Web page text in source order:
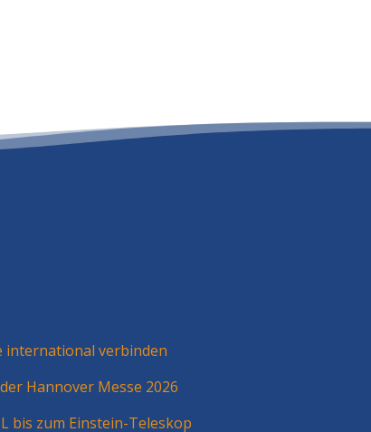
international verbinden
Hannover Messe 2026
bis zum Einstein-Teleskop